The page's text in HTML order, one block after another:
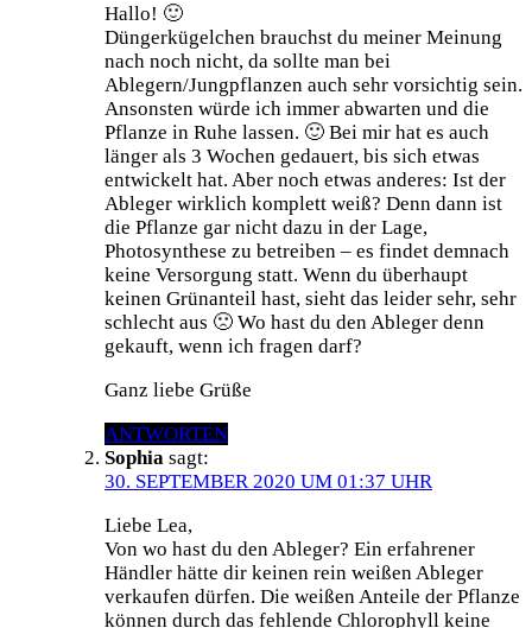
Hallo! 🙂
Düngerkügelchen brauchst du meiner Meinung
nach noch nicht, da sollte man bei
Ablegern/Jungpflanzen auch sehr vorsichtig sein.
Ansonsten würde ich immer abwarten und die
Pflanze in Ruhe lassen. 🙂 Bei mir hat es auch
länger als 3 Wochen gedauert, bis sich etwas
entwickelt hat. Aber noch etwas anderes: Ist der
Ableger wirklich komplett weiß? Denn dann ist
die Pflanze gar nicht dazu in der Lage,
Photosynthese zu betreiben – es findet demnach
keine Versorgung statt. Wenn du überhaupt
keinen Grünanteil hast, sieht das leider sehr, sehr
schlecht aus 🙁 Wo hast du den Ableger denn
gekauft, wenn ich fragen darf?
Ganz liebe Grüße
ANTWORTEN
Sophia sagt:
30. SEPTEMBER 2020 UM 01:37 UHR
Liebe Lea,
Von wo hast du den Ableger? Ein erfahrener
Händler hätte dir keinen rein weißen Ableger
verkaufen dürfen. Die weißen Anteile der Pflanze
können durch das fehlende Chlorophyll keine